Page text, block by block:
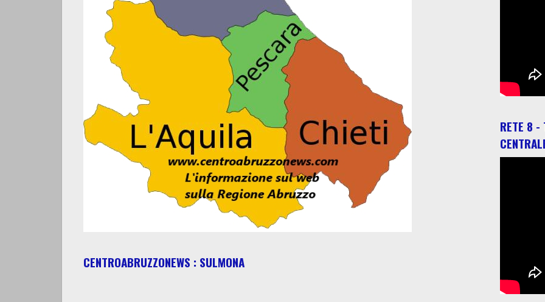
CENTROABRUZZONEWS : SULMONA
RETE 8 -